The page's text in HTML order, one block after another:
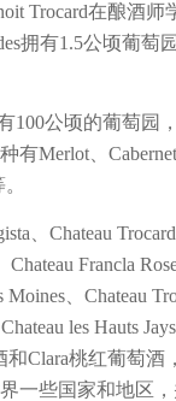
Trocard在酿酒
拥有1.5公顷葡萄
有100公顷的葡萄
Merlot、
、Chateau
Francla
、Chateau
les Hauts
和Clara桃红葡萄
一些国家和地区